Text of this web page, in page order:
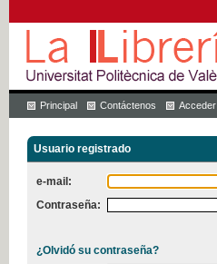
Principal Contáctenos Acceder
Usuario registrado
e-mail:
Contraseña:
¿Olvidó su contraseña?